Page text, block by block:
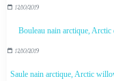
12/10/2019
Bouleau nain arctique,
12/10/2019
Saule nain arctique, Arctic